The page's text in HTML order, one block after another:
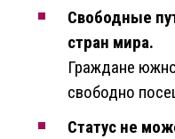
Свободные
стран мира.
Граждане
свободно
Статус не